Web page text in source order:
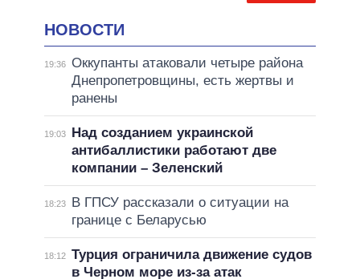
НОВОСТИ
19:36 Оккупанты атаковали четыре района
Днепропетровщины, есть жертвы и
ранены
19:03
Над созданием украинской
антибаллистики работают две
компании – Зеленский
18:23
В ГПСУ рассказали о ситуации на
границе с Беларусью
18:12 Турция ограничила движение судов
в Черном море из-за атак